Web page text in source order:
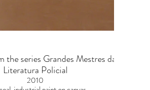
series Grandes Mestres da
Literatura Policial
2010